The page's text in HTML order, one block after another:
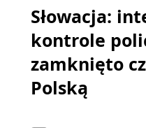
Słowacja:
kontrole
zamknięto
Polską